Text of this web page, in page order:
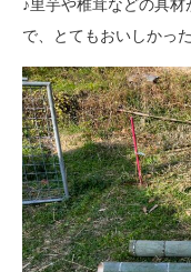
で、とてもおいしかっ